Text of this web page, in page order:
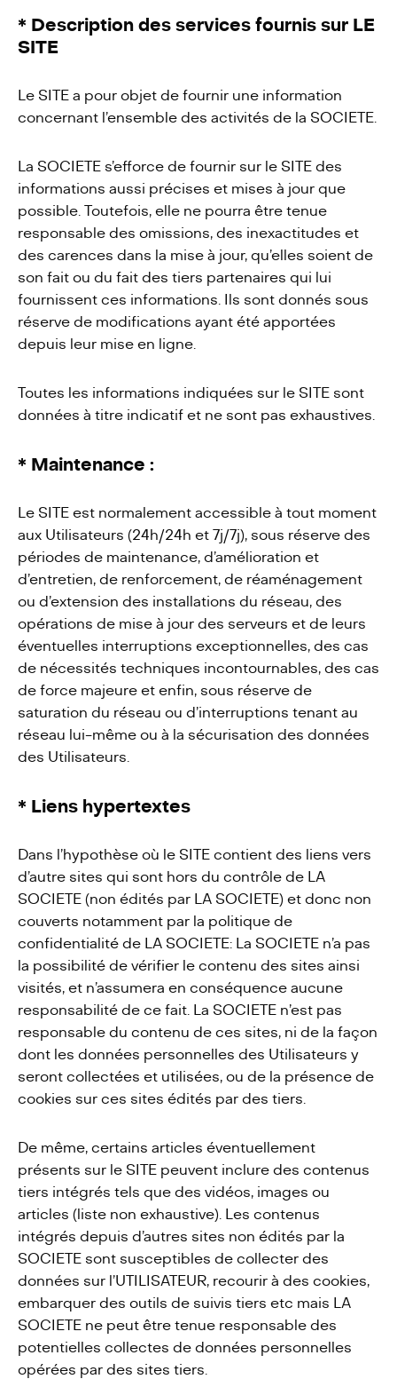
* Description des services fournis sur LE
SITE
Le SITE a pour objet de fournir une information
concernant l’ensemble des activités de la SOCIETE.
La SOCIETE s’efforce de fournir sur le SITE des
informations aussi précises et mises à jour que
possible. Toutefois, elle ne pourra être tenue
responsable des omissions, des inexactitudes et
des carences dans la mise à jour, qu’elles soient de
son fait ou du fait des tiers partenaires qui lui
fournissent ces informations. Ils sont donnés sous
réserve de modifications ayant été apportées
depuis leur mise en ligne.
Toutes les informations indiquées sur le SITE sont
données à titre indicatif et ne sont pas exhaustives.
* Maintenance :
Le SITE est normalement accessible à tout moment
aux Utilisateurs (24h/24h et 7j/7j), sous réserve des
périodes de maintenance, d’amélioration et
d’entretien, de renforcement, de réaménagement
ou d’extension des installations du réseau, des
opérations de mise à jour des serveurs et de leurs
éventuelles interruptions exceptionnelles, des cas
de nécessités techniques incontournables, des cas
de force majeure et enfin, sous réserve de
saturation du réseau ou d’interruptions tenant au
réseau lui-même ou à la sécurisation des données
des Utilisateurs.
* Liens hypertextes
Dans l’hypothèse où le SITE contient des liens vers
d’autre sites qui sont hors du contrôle de LA
SOCIETE (non édités par LA SOCIETE) et donc non
couverts notamment par la politique de
confidentialité de LA SOCIETE: La SOCIETE n’a pas
la possibilité de vérifier le contenu des sites ainsi
visités, et n’assumera en conséquence aucune
responsabilité de ce fait. La SOCIETE n’est pas
responsable du contenu de ces sites, ni de la façon
dont les données personnelles des Utilisateurs y
seront collectées et utilisées, ou de la présence de
cookies sur ces sites édités par des tiers.
De même, certains articles éventuellement
présents sur le SITE peuvent inclure des contenus
tiers intégrés tels que des vidéos, images ou
articles (liste non exhaustive). Les contenus
intégrés depuis d’autres sites non édités par la
SOCIETE sont susceptibles de collecter des
données sur l’UTILISATEUR, recourir à des cookies,
embarquer des outils de suivis tiers etc mais LA
SOCIETE ne peut être tenue responsable des
potentielles collectes de données personnelles
opérées par des sites tiers.